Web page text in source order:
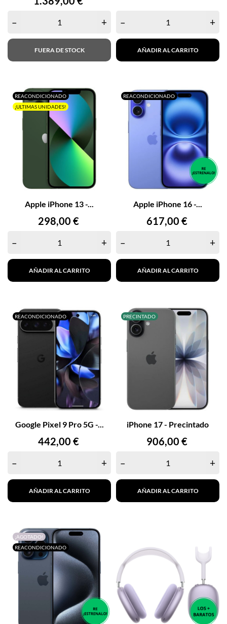
– +
FUERA DE STOCK
– +
AÑADIR AL CARRITO
REACONDICIONADO
¡ULTIMAS UNIDADES!
Apple iPhone 13 -...
Precio
298,00 €
– +
AÑADIR AL CARRITO
REACONDICIONADO
Apple iPhone 16 -...
Precio
617,00 €
– +
AÑADIR AL CARRITO
REACONDICIONADO
Google Pixel 9 Pro 5G -...
Precio
442,00 €
– +
AÑADIR AL CARRITO
PRECINTADO
iPhone 17 - Precintado
Precio
906,00 €
– +
AÑADIR AL CARRITO
¡AGOTADO!
REACONDICIONADO